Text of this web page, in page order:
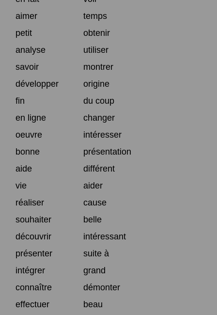
aimer
temps
petit
obtenir
analyse
utiliser
savoir
montrer
développer
origine
fin
du coup
en ligne
changer
oeuvre
intéresser
bonne
présentation
aide
différent
vie
aider
réaliser
cause
souhaiter
belle
découvrir
intéressant
présenter
suite à
intégrer
grand
connaître
démonter
effectuer
beau